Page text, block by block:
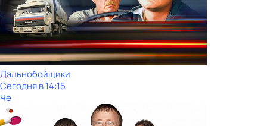
Дальнобойщики
Сегодня в 14:15
Че